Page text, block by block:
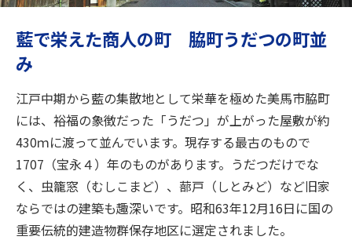
閉じる
藍で栄えた商人の町 脇町うだつの町並
み
江戸中期から藍の集散地として栄華を極めた美馬市脇町
には、裕福の象徴だった「うだつ」が上がった屋敷が約
430ｍに渡って並んでいます。現存する最古のもので
1707（宝永４）年のものがあります。うだつだけでな
く、虫籠窓（むしこまど）、蔀戸（しとみど）など旧家
ならではの建築も趣深いです。昭和63年12月16日に国の
重要伝統的建造物群保存地区に選定されました。